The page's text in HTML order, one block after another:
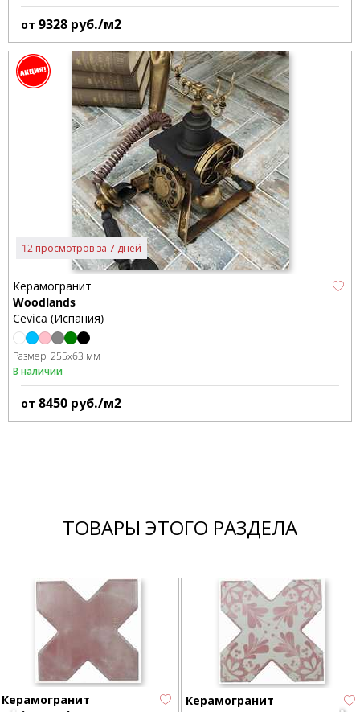
от 9328 руб./м2
12 просмотров за 7 дней
Керамогранит
Woodlands
Cevica (Испания)
Размер: 255x63 мм
В наличии
от 8450 руб./м2
ТОВАРЫ ЭТОГО РАЗДЕЛА
Керамогранит
Керамогранит